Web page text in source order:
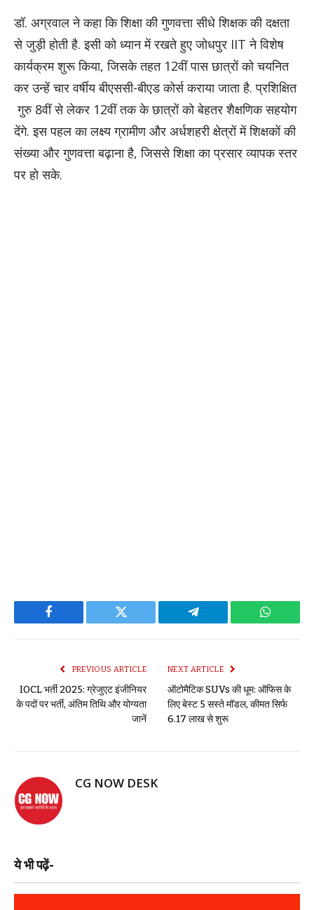
डॉ. अग्रवाल ने कहा कि शिक्षा की गुणवत्ता सीधे शिक्षक की दक्षता
से जुड़ी होती है. इसी को ध्यान में रखते हुए जोधपुर IIT ने विशेष
कार्यक्रम शुरू किया, जिसके तहत 12वीं पास छात्रों को चयनित
कर उन्हें चार वर्षीय बीएससी-बीएड कोर्स कराया जाता है. प्रशिक्षित
गुरु 8वीं से लेकर 12वीं तक के छात्रों को बेहतर शैक्षणिक सहयोग
देंगे. इस पहल का लक्ष्य ग्रामीण और अर्धशहरी क्षेत्रों में शिक्षकों की
संख्या और गुणवत्ता बढ़ाना है, जिससे शिक्षा का प्रसार व्यापक स्तर
पर हो सके.
Facebook Twitter Telegram
PREVIOUS ARTICLE
IOCL भर्ती 2025: ग्रेजुएट इंजीनियर
के पदों पर भर्ती, अंतिम तिथि और योग्यता
जानें
NEXT ARTICLE
ऑटोमैटिक SUVs की धूम: ऑफिस के
लिए बेस्ट 5 सस्ते मॉडल, कीमत सिर्फ
₹6.17 लाख से शुरू
CG NOW DESK
ये भी पढ़ें-